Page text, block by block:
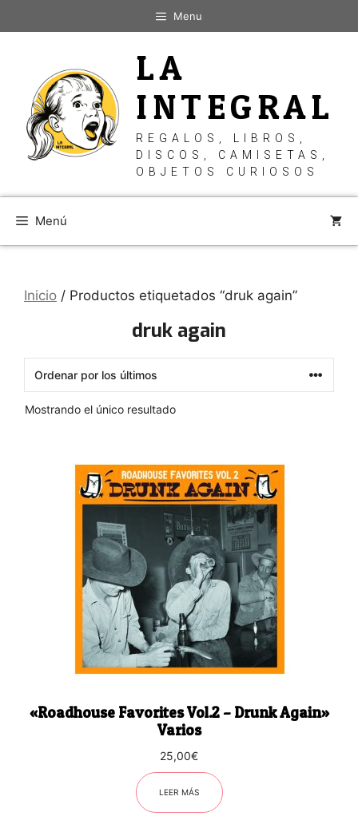
al
Menu
LA
INTEGRAL
REGALOS, LIBROS,
DISCOS, CAMISETAS,
OBJETOS CURIOSOS
Menú
Inicio / Productos etiquetados “druk again”
druk again
Mostrando el único resultado
«Roadhouse Favorites Vol.2 – Drunk Again»
Varios
25,00€
LEER MÁS